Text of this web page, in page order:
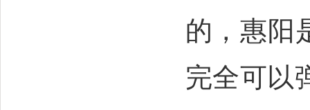
的，惠阳
完全可以